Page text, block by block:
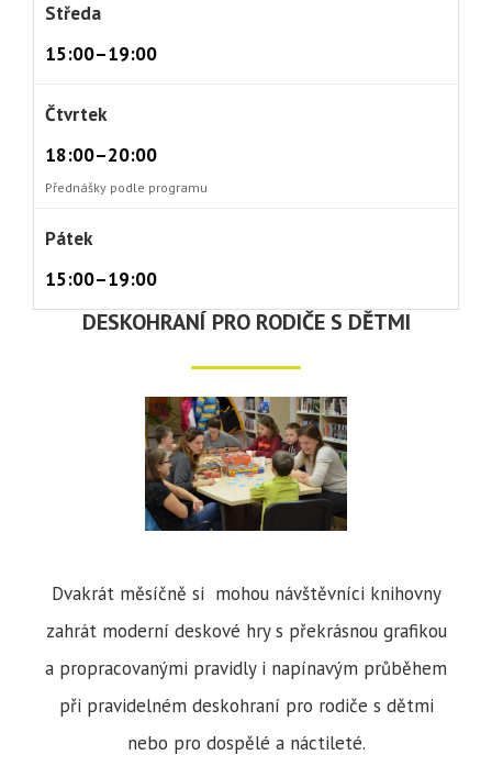
Středa
15:00–19:00
Čtvrtek
18:00–20:00
Přednášky podle programu
Pátek
15:00–19:00
DESKOHRANÍ PRO RODIČE S DĚTMI
Dvakrát měsíčně si mohou návštěvníci knihovny
zahrát moderní deskové hry s překrásnou grafikou
a propracovanými pravidly i napínavým průběhem
při pravidelném deskohraní pro rodiče s dětmi
nebo pro dospělé a náctileté.